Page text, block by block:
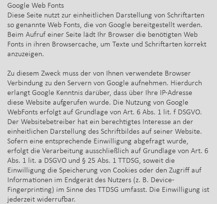
Google Web Fonts
Diese Seite nutzt zur einheitlichen Darstellung von Schriftarten
so genannte Web Fonts, die von Google bereitgestellt werden.
Beim Aufruf einer Seite lädt Ihr Browser die benötigten Web
Fonts in ihren Browsercache, um Texte und Schriftarten korrekt
anzuzeigen.
Zu diesem Zweck muss der von Ihnen verwendete Browser
Verbindung zu den Servern von Google aufnehmen. Hierdurch
erlangt Google Kenntnis darüber, dass über Ihre IP-Adresse
diese Website aufgerufen wurde. Die Nutzung von Google
WebFonts erfolgt auf Grundlage von Art. 6 Abs. 1 lit. f DSGVO.
Der Websitebetreiber hat ein berechtigtes Interesse an der
einheitlichen Darstellung des Schriftbildes auf seiner Website.
Sofern eine entsprechende Einwilligung abgefragt wurde,
erfolgt die Verarbeitung ausschließlich auf Grundlage von Art. 6
Abs. 1 lit. a DSGVO und § 25 Abs. 1 TTDSG, soweit die
Einwilligung die Speicherung von Cookies oder den Zugriff auf
Informationen im Endgerät des Nutzers (z. B. Device-
Fingerprinting) im Sinne des TTDSG umfasst. Die Einwilligung ist
jederzeit widerrufbar.